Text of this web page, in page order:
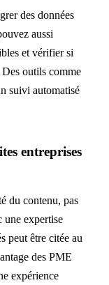
des données
aussi
et vérifier si
Des outils comme
suivi automatisé
entreprises
du contenu, pas
une expertise
peut être citée au
des PME
expérience